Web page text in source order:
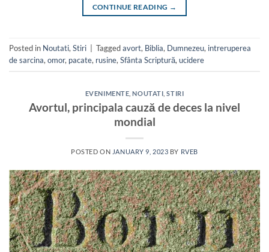
CONTINUE READING →
Posted in Noutati,Stiri Taggedavort, Biblia, Dumnezeu, intreruperea
de sarcina,omor, pacate, rusine,Sfânta Scriptură,ucidere
EVENIMENTE ,NOUTATI ,STIRI
Avortul, principala cauză de deces la nivel
mondial
POSTED ON JANUARY 9, 2023 BY RVEB